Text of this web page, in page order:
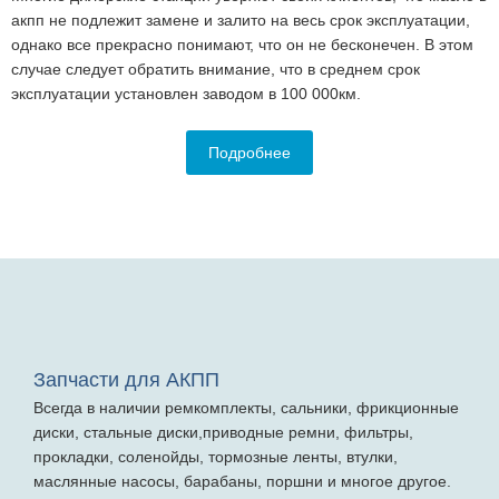
акпп не подлежит замене и залито на весь срок эксплуатации,
однако все прекрасно понимают, что он не бесконечен. В этом
случае следует обратить внимание, что в среднем срок
эксплуатации установлен заводом в 100 000км.
Подробнее
Запчасти для АКПП
Всегда в наличии ремкомплекты, сальники, фрикционные
диски, стальные диски,приводные ремни, фильтры,
прокладки, соленойды, тормозные ленты, втулки,
маслянные насосы, барабаны, поршни и многое другое.